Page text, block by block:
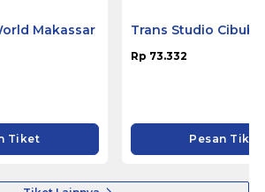
Makassar
Tiket
Trans Studio
Rp 73.332
Pesan Tiket